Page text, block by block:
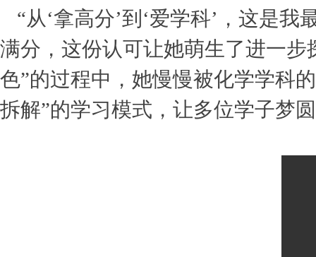
“从‘拿高分’到‘爱学科’，这是
满分，这份认可让她萌生了进一
色”的过程中，她慢慢被化学学科
拆解”的学习模式，让多位学子梦